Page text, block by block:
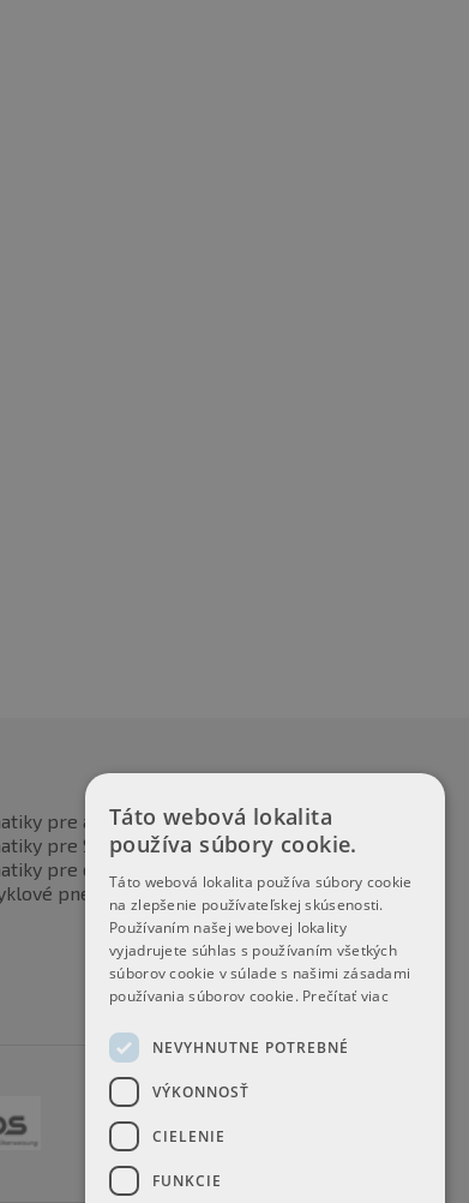
Rear
pre automobily
pre SUV / 4x4
pre dodávku
pneumatiky
Táto webová lokalita
používa súbory cookie.
Táto webová lokalita používa súbory cookie
na zlepšenie používateľskej skúsenosti.
Používaním našej webovej lokality
vyjadrujete súhlas s používaním všetkých
súborov cookie v súlade s našimi zásadami
používania súborov cookie. Prečítať viac
NEVYHNUTNE POTREBNÉ
VÝKONNOSŤ
CIELENIE
FUNKCIE